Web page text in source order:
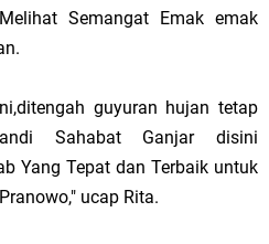
Semangat Emak emak
guyuran hujan tetap
Sahabat Ganjar disini
Yang Tepat dan Terbaik untuk
ucap Rita.